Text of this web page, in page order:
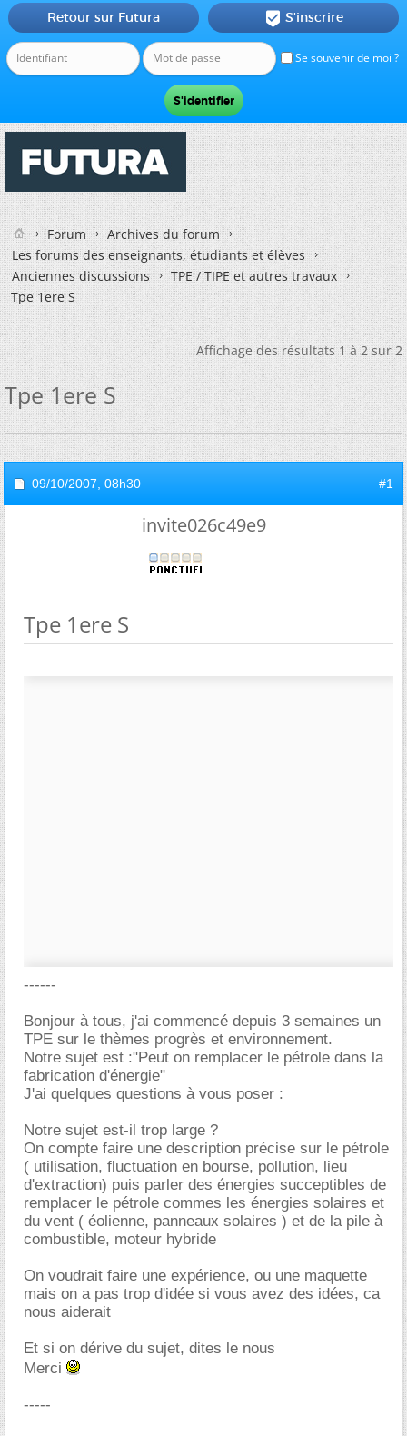
Se souvenir de moi ?
Retour sur Futura  S'inscrire
Forum
Archives du forum
Les forums des enseignants, étudiants et élèves
Anciennes discussions
TPE / TIPE et autres travaux
Tpe 1ere S
Affichage des résultats 1 à 2 sur 2
Tpe 1ere S
09/10/2007, 08h30 #1
invite026c49e9
Tpe 1ere S
------
Bonjour à tous, j'ai commencé depuis 3 semaines un
TPE sur le thèmes progrès et environnement.
Notre sujet est :"Peut on remplacer le pétrole dans la
fabrication d'énergie"
J'ai quelques questions à vous poser :
Notre sujet est-il trop large ?
On compte faire une description précise sur le pétrole
( utilisation, fluctuation en bourse, pollution, lieu
d'extraction) puis parler des énergies succeptibles de
remplacer le pétrole commes les énergies solaires et
du vent ( éolienne, panneaux solaires ) et de la pile à
combustible, moteur hybride
On voudrait faire une expérience, ou une maquette
mais on a pas trop d'idée si vous avez des idées, ca
nous aiderait
Et si on dérive du sujet, dites le nous
Merci
-----